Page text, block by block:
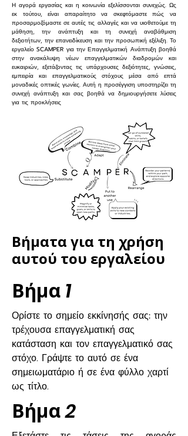
Η αγορά εργασίας και η κοινωνία εξελίσσονται συνεχώς. Ως
εκ τούτου, είναι απαραίτητο να σκεφτόμαστε πώς να
προσαρμοζόμαστε σε αυτές τις αλλαγές και να υιοθετούμε τη
μάθηση, την ανάπτυξη και τη συνεχή αναβάθμιση
δεξιοτήτων, την επανειδίκευση και την προσωπική εξέλιξη. Το
εργαλείο SCAMPER για την Επαγγελματική Ανάπτυξη βοηθά
στην ανακάλυψη νέων επαγγελματικών διαδρομών και
ευκαιριών, εξετάζοντας τις υπάρχουσες δεξιότητες, γνώσεις,
εμπειρία και επαγγελματικούς στόχους μέσα από επτά
μοναδικές οπτικές γωνίες. Αυτή η προσέγγιση υποστηρίζει τη
συνεχή ανάπτυξη και σας βοηθά να δημιουργήσετε λύσεις
για τις προκλήσεις
Βήματα για τη χρήση
αυτού του εργαλείου
Βήμα 1
Ορίστε το σημείο εκκίνησής σας: την
τρέχουσα επαγγελματική σας
κατάσταση και τον επαγγελματικό σας
στόχο. Γράψτε το αυτό σε ένα
σημειωματάριο ή σε ένα φύλλο χαρτί
ως τίτλο.
Βήμα2